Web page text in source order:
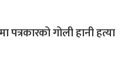
पत्रकारको गोली हानी हत्या